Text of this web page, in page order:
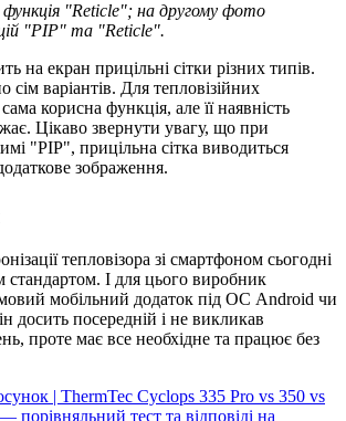
"Reticle"; на другому фото
"PIP" та "Reticle".
на екран прицільні сітки різних типів.
сім варіантів. Для тепловізійних
корисна функція, але її наявність
Цікаво звернути увагу, що при
"PIP", прицільна сітка виводиться
зображення.
тепловізора зі смартфоном сьогодні
стандартом. І для цього виробник
мобільний додаток під ОС Android чи
досить посередній і не викликав
проте має все необхідне та працює без